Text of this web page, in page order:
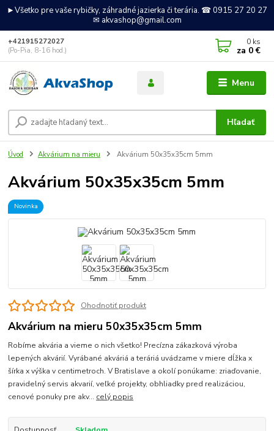
►Všetko pre vaše rybičky, záhradné jazierka či terária. ☎ 0915 27 20 27
✉ akvashop@gmail.com
Menu
Hľadať
+421915272027
(Po-Pia, 8-16 hod.)
0 ks
za 0 €
Úvod Akvárium na mieru Akvárium 50x35x35cm 5mm
Akvárium 50x35x35cm 5mm
Novinka
Ohodnotiť produkt
Akvárium na mieru 50x35x35cm 5mm
Robíme akvária a vieme o nich všetko! Precízna zákazková výroba
lepených akvárií. Vyrábané akváriá a teráriá uvádzame v miere dĺžka x
šírka x výška v centimetroch. V Bratislave a okolí ponúkame: zriaďovanie,
pravidelný servis akvarií, veľké projekty, obhliadky pred realizáciou,
cenové ponuky pre akv... celý popis